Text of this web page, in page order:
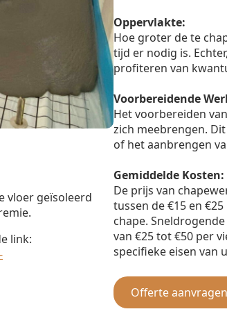
vloer geïsoleerd
link:
Oppervlakte:
Hoe groter de te
tijd er nodig is.
profiteren van
Voorbereidende
Het voorbereiden
zich meebrengen.
of het aanbrengen
Gemiddelde Kosten:
De prijs van
tussen de €15 en
chape.
van €25 tot €50 per
specifieke eisen van
Offerte aanvragen